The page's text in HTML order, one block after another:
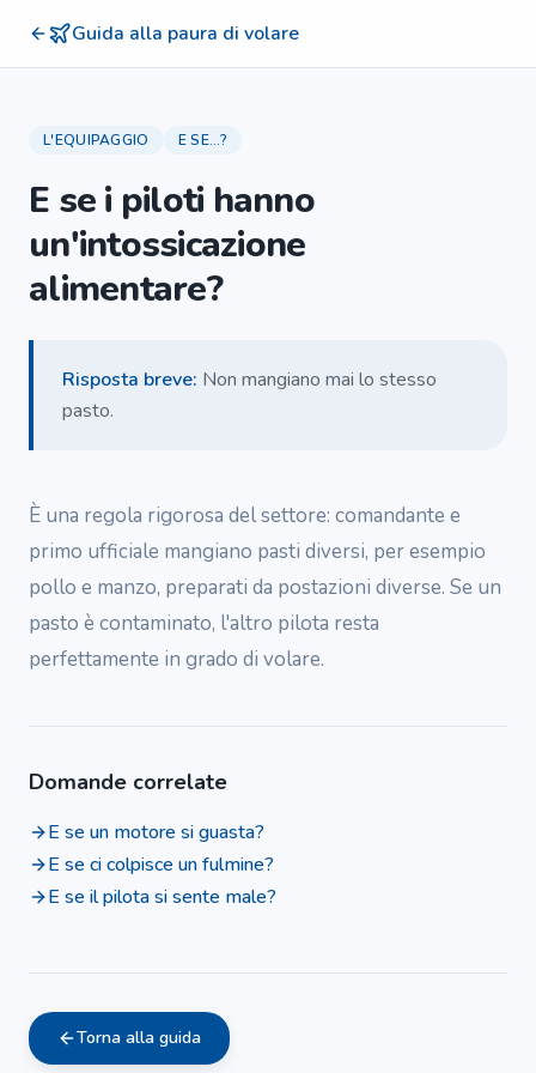
Guida alla paura di volare
L'EQUIPAGGIO E SE...?
E se i piloti hanno
un'intossicazione
alimentare?
Risposta breve: Non mangiano mai lo stesso
pasto.
È una regola rigorosa del settore: comandante e
primo ufficiale mangiano pasti diversi, per esempio
pollo e manzo, preparati da postazioni diverse. Se un
pasto è contaminato, l'altro pilota resta
perfettamente in grado di volare.
Domande correlate
E se un motore si guasta?
E se ci colpisce un fulmine?
E se il pilota si sente male?
Torna alla guida